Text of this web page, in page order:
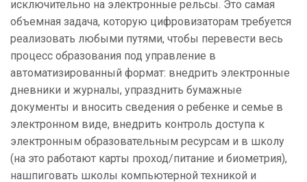
исключительно на электронные рельсы. Это самая
объемная задача, которую цифровизаторам требуется
реализовать любыми путями, чтобы перевести весь
процесс образования под управление в
автоматизированный формат: внедрить электронные
дневники и журналы, упразднить бумажные
документы и вносить сведения о ребенке и семье в
электронном виде, внедрить контроль доступа к
электронным образовательным ресурсам и в школу
(на это работают карты проход/питание и биометрия),
нашпиговать школы компьютерной техникой и